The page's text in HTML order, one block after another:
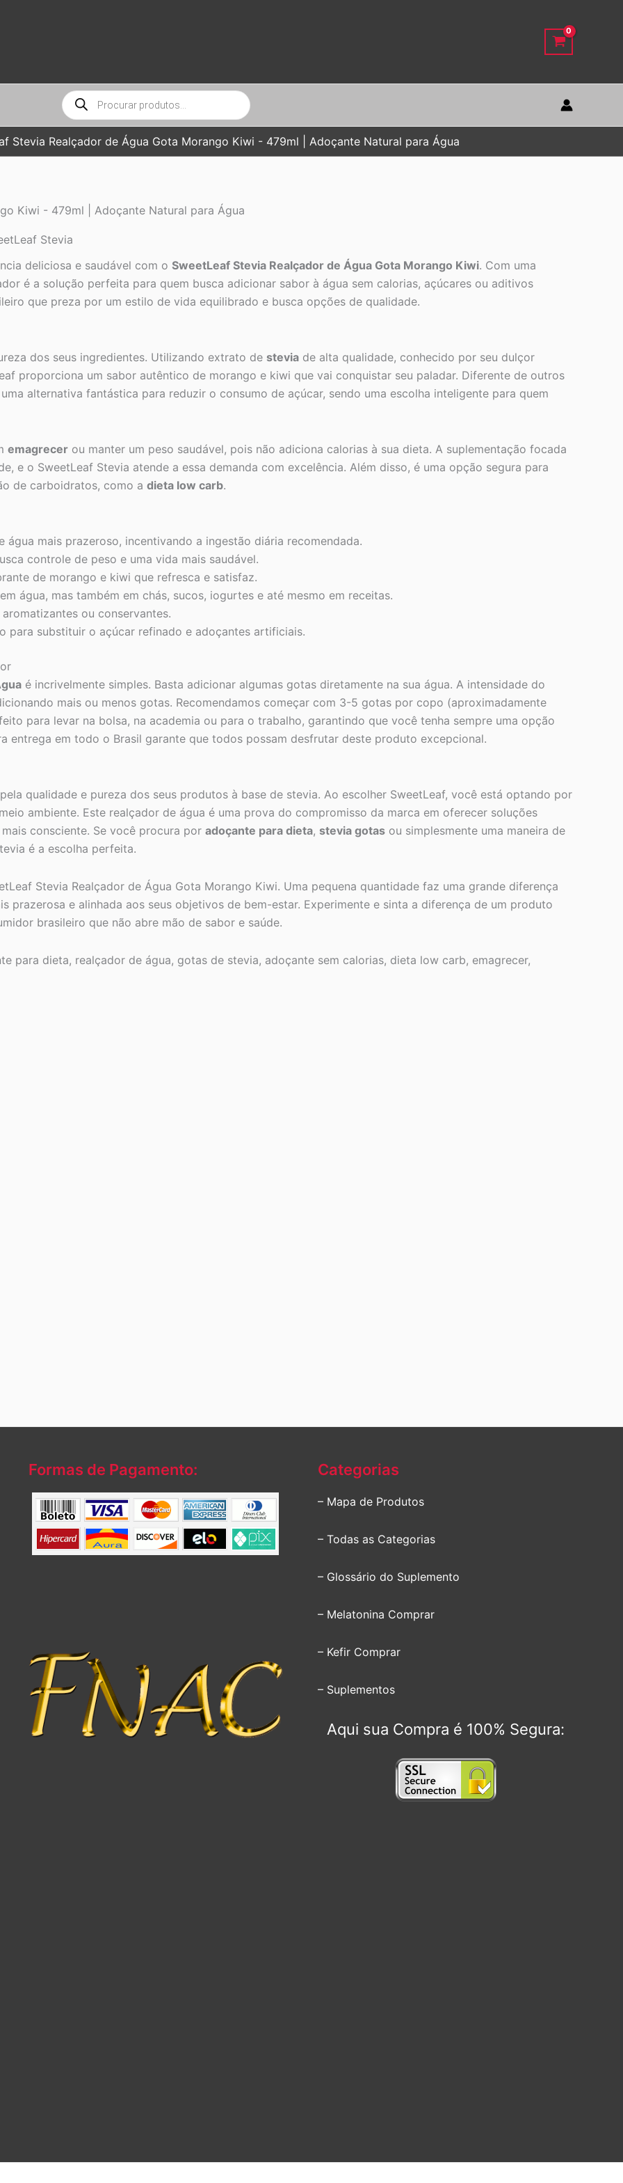
Pesquisar
produtos
Stevia Realçador de Água Gota Morango Kiwi - 479ml | Adoçante Natural para Água
Kiwi - 479ml | Adoçante Natural para Água
Stevia
deliciosa e saudável com o SweetLeaf Stevia Realçador de Água Gota Morango Kiwi. Com uma
é a solução perfeita para quem busca adicionar sabor à água sem calorias, açúcares ou aditivos
que preza por um estilo de vida equilibrado e busca opções de qualidade.
dos seus ingredientes. Utilizando extrato de stevia de alta qualidade, conhecido por seu dulçor
proporciona um sabor autêntico de morango e kiwi que vai conquistar seu paladar. Diferente de outros
alternativa fantástica para reduzir o consumo de açúcar, sendo uma escolha inteligente para quem
emagrecer ou manter um peso saudável, pois não adiciona calorias à sua dieta. A suplementação focada
e o SweetLeaf Stevia atende a essa demanda com excelência. Além disso, é uma opção segura para
de carboidratos, como a dieta low carb.
água mais prazeroso, incentivando a ingestão diária recomendada.
controle de peso e uma vida mais saudável.
de morango e kiwi que refresca e satisfaz.
água, mas também em chás, sucos, iogurtes e até mesmo em receitas.
ou conservantes.
para substituir o açúcar refinado e adoçantes artificiais.
é incrivelmente simples. Basta adicionar algumas gotas diretamente na sua água. A intensidade do
mais ou menos gotas. Recomendamos começar com 3-5 gotas por copo (aproximadamente
para levar na bolsa, na academia ou para o trabalho, garantindo que você tenha sempre uma opção
entrega em todo o Brasil garante que todos possam desfrutar deste produto excepcional.
qualidade e pureza dos seus produtos à base de stevia. Ao escolher SweetLeaf, você está optando por
ambiente. Este realçador de água é uma prova do compromisso da marca em oferecer soluções
consciente. Se você procura por adoçante para dieta, stevia gotas ou simplesmente uma maneira de
é a escolha perfeita.
Stevia Realçador de Água Gota Morango Kiwi. Uma pequena quantidade faz uma grande diferença
prazerosa e alinhada aos seus objetivos de bem-estar. Experimente e sinta a diferença de um produto
brasileiro que não abre mão de sabor e saúde.
para dieta, realçador de água, gotas de stevia, adoçante sem calorias, dieta low carb, emagrecer,
Formas de Pagamento: Categorias
– Mapa de Produtos
– Todas as Categorias
– Glossário do Suplemento
– Melatonina Comprar
– Kefir Comprar
– Suplementos
Aqui sua Compra é 100% Segura: